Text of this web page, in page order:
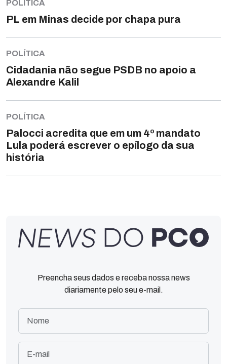
POLÍTICA
PL em Minas decide por chapa pura
POLÍTICA
Cidadania não segue PSDB no apoio a
Alexandre Kalil
POLÍTICA
Palocci acredita que em um 4º mandato
Lula poderá escrever o epílogo da sua
história
Preencha seus dados e receba nossa news
diariamente pelo seu e-mail.